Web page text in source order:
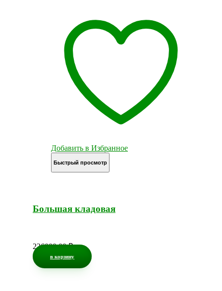
Добавить в Избранное
Быстрый просмотр
Большая кладовая
226000,00₽
в корзину